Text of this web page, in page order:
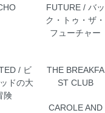
FUTURE / バッ
ク・トゥ・ザ・
フューチャー
/ ビ
ドの大
険
THE BREAKFA
ST CLUB
CAROLE AND